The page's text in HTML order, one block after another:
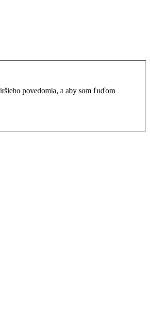
povedomia, a aby som ľuďom